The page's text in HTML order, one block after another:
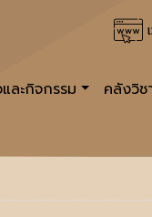
ละกิจกรรม คลังวิช